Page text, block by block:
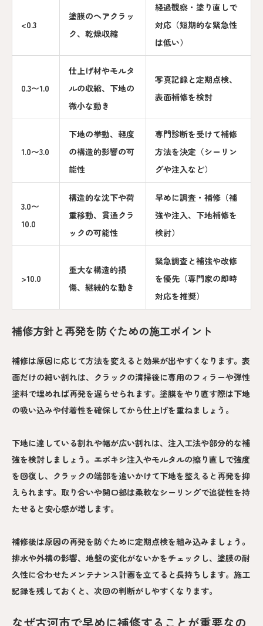
<0.3
塗膜のヘアクラッ
ク、乾燥収縮
経過観察・塗り直しで
対応（短期的な緊急性
は低い）
0.3〜1.0
仕上げ材やモルタ
ルの収縮、下地の
微小な動き
写真記録と定期点検、
表面補修を検討
1.0〜3.0
下地の挙動、軽度
の構造的影響の可
能性
専門診断を受けて補修
方法を決定（シーリン
グや注入など）
3.0〜
10.0
構造的な沈下や荷
重移動、貫通クラ
ックの可能性
早めに調査・補修（補
強や注入、下地補修を
検討）
>10.0
重大な構造的損
傷、継続的な動き
緊急調査と補強や改修
を優先（専門家の即時
対応を推奨）
補修方針と再発を防ぐための施工ポイント
補修は原因に応じて方法を変えると効果が出やすくなります。表
面だけの細い割れは、クラックの清掃後に専用のフィラーや弾性
塗料で埋めれば再発を遅らせられます。塗膜をやり直す際は下地
の吸い込みや付着性を確保してから仕上げを重ねましょう。
下地に達している割れや幅が広い割れは、注入工法や部分的な補
強を検討しましょう。エポキシ注入やモルタルの擦り直しで強度
を回復し、クラックの端部を追いかけて下地を整えると再発を抑
えられます。取り合いや開口部は柔軟なシーリングで追従性を持
たせると安心感が増します。
補修後は原因の再発を防ぐために定期点検を組み込みましょう。
排水や外構の影響、地盤の変化がないかをチェックし、塗膜の耐
久性に合わせたメンテナンス計画を立てると長持ちします。施工
記録を残しておくと、次回の判断がしやすくなります。
なぜ古河市で早めに補修することが重要なの